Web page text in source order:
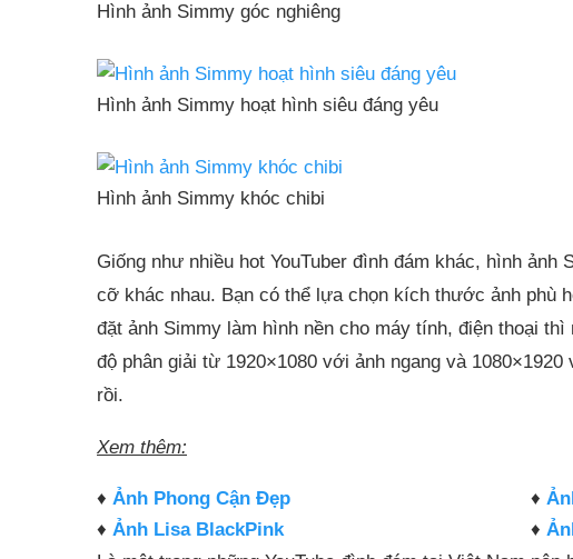
Hình ảnh Simmy góc nghiêng
Hình ảnh Simmy hoạt hình siêu đáng yêu
Hình ảnh Simmy khóc chibi
Giống như nhiều hot YouTuber đình đám khác, hình
cỡ khác nhau. Bạn có thể lựa chọn kích thước ảnh phù
đặt ảnh Simmy làm hình nền cho máy tính, điện thoại
độ phân giải từ 1920×1080 với ảnh ngang và
rồi.
Xem thêm:
♦ Ảnh Phong Cận Đẹp ♦
♦ Ảnh Lisa BlackPink ♦